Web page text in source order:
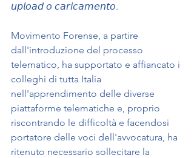
𝘶𝘱𝘭𝘰𝘢𝘥 𝘰 𝘤𝘢𝘳𝘪𝘤𝘢𝘮𝘦𝘯𝘵𝘰.
Movimento Forense, a partire
dall'introduzione del processo
telematico, ha supportato e affiancato i
colleghi di tutta Italia
nell'apprendimento delle diverse
piattaforme telematiche e, proprio
riscontrando le difficoltà e facendosi
portatore delle voci dell'avvocatura, ha
ritenuto necessario sollecitare la